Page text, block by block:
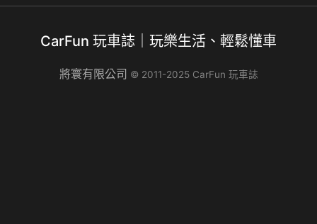
不過去除了越野元素，讓人聯想到原版R4的經典造型，車頂
的風格，車身外部充滿了防刮塑…
CarFun 玩車誌｜玩樂生活、輕鬆懂車
將寰有限公司 © 2011-2025 CarFun 玩車誌